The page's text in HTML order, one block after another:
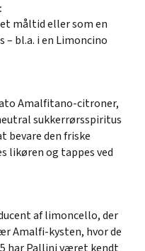
måltid eller som en
bl.a. i en Limoncino
Amalfitano-citroner,
sukkerrørsspiritus
bevare den friske
likøren og tappes ved
af limoncello, der
Amalfi-kysten, hvor de
har Pallini været kendt